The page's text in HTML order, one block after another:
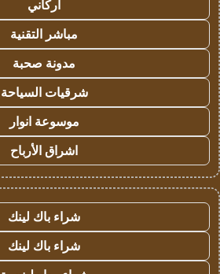
أركاني
مباشر التقنية
مدونة صحبة
شرقيات السياحة
موسوعة انوار
اشراق الأرباح
شراء باك لينك
شراء باك لينك